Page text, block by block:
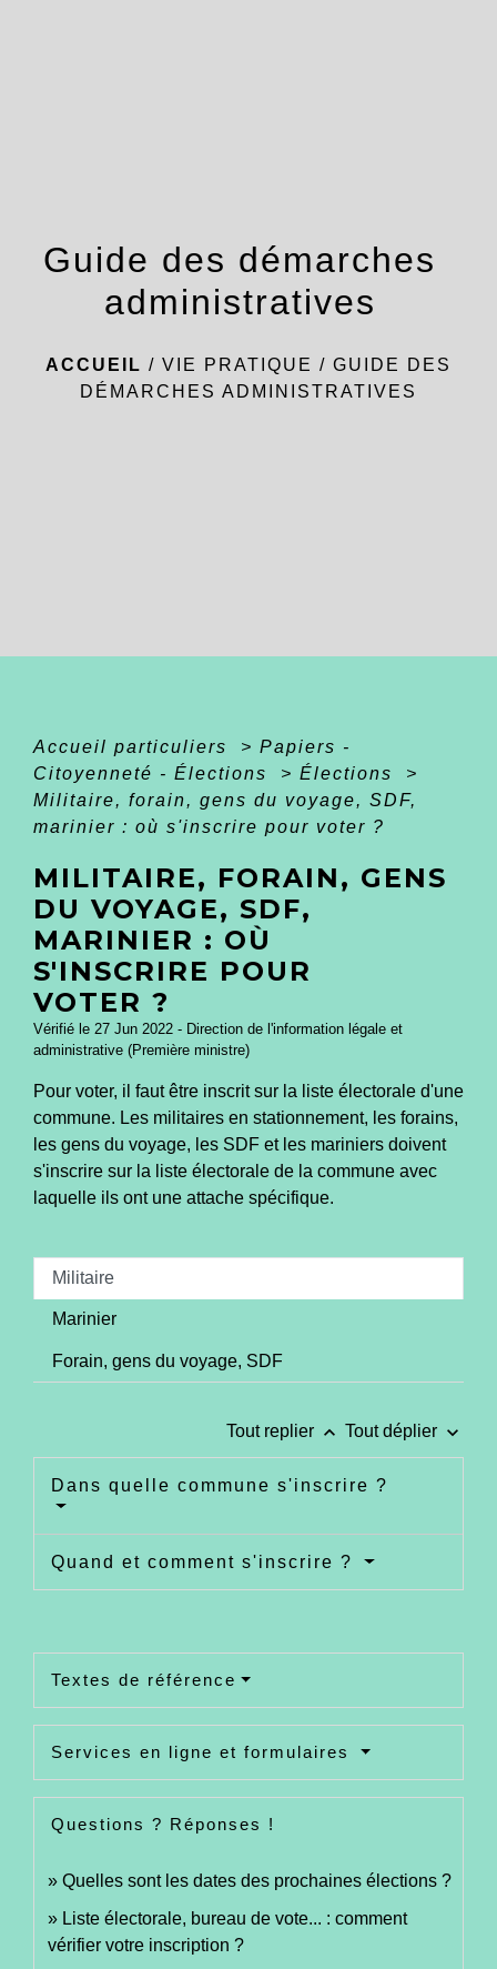
Guide des démarches
administratives
ACCUEIL / VIE PRATIQUE / GUIDE DES
DÉMARCHES ADMINISTRATIVES
Accueil particuliers > Papiers -
Citoyenneté - Élections
> Élections
>
Militaire, forain, gens du voyage, SDF,
marinier : où s'inscrire pour voter ?
MILITAIRE, FORAIN, GENS
DU VOYAGE, SDF,
MARINIER : OÙ
S'INSCRIRE POUR
VOTER ?
Vérifié le 27 Jun 2022 - Direction de l'information légale et
administrative (Première ministre)
Pour voter, il faut être inscrit sur la liste électorale d'une
commune. Les militaires en stationnement, les forains,
les gens du voyage, les SDF et les mariniers doivent
s'inscrire sur la liste électorale de la commune avec
laquelle ils ont une attache spécifique.
Militaire
Marinier
Forain, gens du voyage, SDF
Tout replier keyboard_arrow_up Tout déplier keyboard_arrow_down
Dans quelle commune s'inscrire ?
Quand et comment s'inscrire ?
Textes de référence
Services en ligne et formulaires
Questions ? Réponses !
Quelles sont les dates des prochaines élections ?
Liste électorale, bureau de vote... : comment
vérifier votre inscription ?